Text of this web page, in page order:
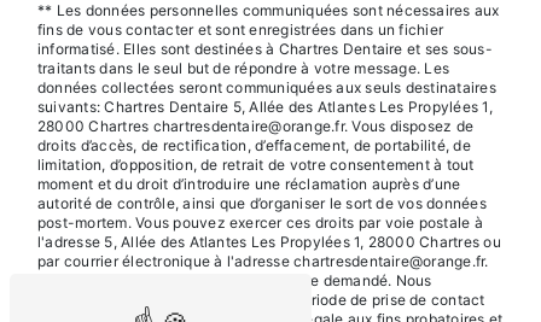
** Les données personnelles communiquées sont nécessaires aux
fins de vous contacter et sont enregistrées dans un fichier
informatisé. Elles sont destinées à Chartres Dentaire et ses sous-
traitants dans le seul but de répondre à votre message. Les
données collectées seront communiquées aux seuls destinataires
suivants: Chartres Dentaire 5, Allée des Atlantes Les Propylées 1,
28000 Chartres chartresdentaire@orange.fr. Vous disposez de
droits d’accès, de rectification, d’effacement, de portabilité, de
limitation, d’opposition, de retrait de votre consentement à tout
moment et du droit d’introduire une réclamation auprès d’une
autorité de contrôle, ainsi que d’organiser le sort de vos données
post-mortem. Vous pouvez exercer ces droits par voie postale à
l'adresse 5, Allée des Atlantes Les Propylées 1, 28000 Chartres ou
par courrier électronique à l'adresse chartresdentaire@orange.fr.
Un justificatif d'identité pourra vous être demandé. Nous
conservons vos données pendant la période de prise de contact